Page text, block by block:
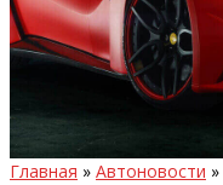
Главная » Автоновости »